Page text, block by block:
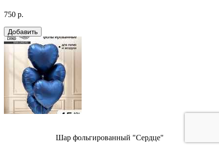
750 р.
Шар фольгированный "Сердце"